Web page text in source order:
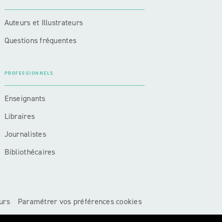
Auteurs et Illustrateurs
Questions fréquentes
PROFESSIONNELS
Enseignants
Libraires
Journalistes
Bibliothécaires
Paramétrer vos préférences cookies